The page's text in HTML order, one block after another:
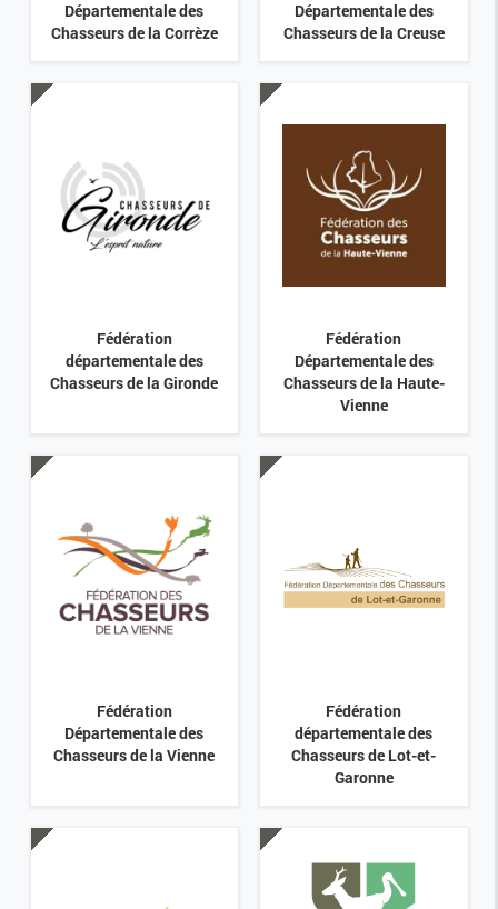
Départementale des
Chasseurs de la Corrèze
Départementale des
Chasseurs de la Creuse
Fédération
départementale des
Chasseurs de la Gironde
Fédération
Départementale des
Chasseurs de la Haute-
Vienne
Fédération
Départementale des
Chasseurs de la Vienne
Fédération
départementale des
Chasseurs de Lot-et-
Garonne